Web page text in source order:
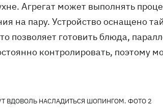
Агрегат может выполнять
на пару. Устройство оснащено
позволяет готовить блюда,
контролировать, поэтому